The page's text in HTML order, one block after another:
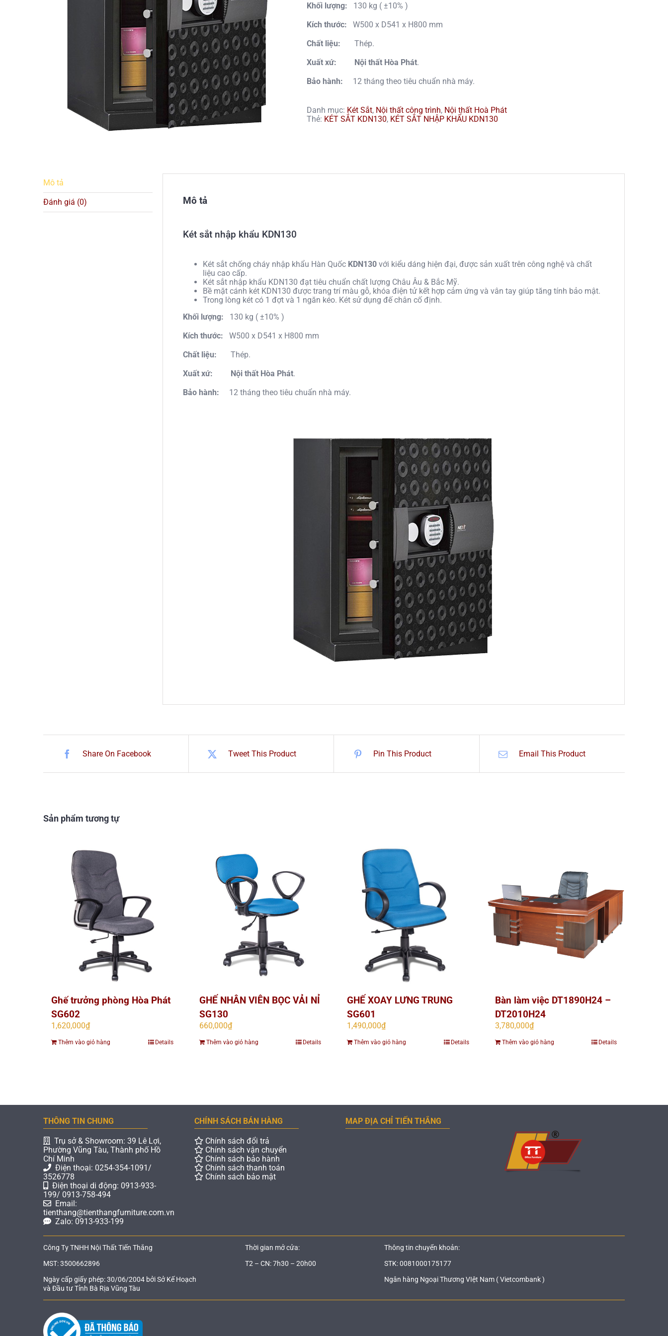
Khối lượng:
130 kg ( ±10% )
Kích thước:
W500 x D541 x H800 mm
Chất liệu:
Thép.
Xuất xứ:
Nội thất Hòa Phát.
Bảo hành:
12 tháng theo tiêu chuẩn nhà máy.
Danh mục: Két Sắt, Nội thất công trình, Nội thất Hoà Phát
Thẻ: KÉT SẮT KDN130, KÉT SẮT NHẬP KHẨU KDN130
Mô tả
Đánh giá (0) Mô tả
Két sắt nhập khẩu KDN130
Két sắt chống cháy nhập khẩu Hàn Quốc KDN130 với kiểu dáng hiện đại, được sản xuất trên công nghệ và chất
liệu cao cấp.
Két sắt nhập khẩu KDN130 đạt tiêu chuẩn chất lượng Châu Âu & Bắc Mỹ.
Bề mặt cánh két KDN130 được trang trí màu gỗ, khóa điện tử kết hợp cảm ứng và vân tay giúp tăng tính bảo mật.
Trong lòng két có 1 đợt và 1 ngăn kéo. Két sử dụng đế chân cố định.
Khối lượng:
130 kg ( ±10% )
Kích thước:
W500 x D541 x H800 mm
Chất liệu:
Thép.
Xuất xứ:
Nội thất Hòa Phát.
Bảo hành:
12 tháng theo tiêu chuẩn nhà máy.
Share On Facebook Tweet This Product Pin This Product Email This Product
Sản phẩm tương tự
Ghế trưởng phòng Hòa Phát
SG602
1,620,000₫
Thêm vào giỏ hàng Details
GHẾ NHÂN VIÊN BỌC VẢI NỈ
SG130
660,000₫
Thêm vào giỏ hàng Details
GHẾ XOAY LƯNG TRUNG
SG601
1,490,000₫
Thêm vào giỏ hàng Details
Bàn làm việc DT1890H24 –
DT2010H24
3,780,000₫
Thêm vào giỏ hàng Details
THÔNG TIN CHUNG
Trụ sở & Showroom: 39 Lê Lợi,
Phường Vũng Tàu, Thành phố Hồ
Chí Minh
Điện thoại: 0254-354-1091/
3526778
Điện thoại di động: 0913-933-
199/ 0913-758-494
Email:
tienthang@tienthangfurniture.com.vn
Zalo: 0913-933-199
CHÍNH SÁCH BÁN HÀNG
Chính sách đổi trả
Chính sách vận chuyển
Chính sách bảo hành
Chính sách thanh toán
Chính sách bảo mật
MAP ĐỊA CHỈ TIẾN THẮNG
Công Ty TNHH Nội Thất Tiến Thắng
MST: 3500662896
Ngày cấp giấy phép: 30/06/2004 bởi Sở Kế Hoạch
và Đầu tư Tỉnh Bà Rịa Vũng Tàu
Thời gian mở cửa:
T2 – CN: 7h30 – 20h00
Thông tin chuyển khoản:
STK: 0081000175177
Ngân hàng Ngoại Thương VIệt Nam ( Vietcombank )